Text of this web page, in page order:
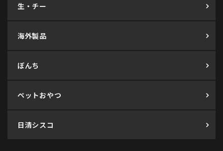
生・チー
海外製品
ぼんち
ペットおやつ
日清シスコ